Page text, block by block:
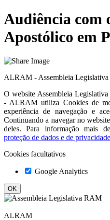
Audiência com
Apostólico em
ALRAM - Assembleia Legislativa
O website Assembleia
- ALRAM utiliza Cookies de
experiência de navegação e
Continuando a navegar no
deles. Para informação mais
proteção de dados e de privacidade
Cookies facultativos
Google Analytics
ALRAM